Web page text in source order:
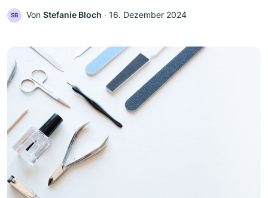
SB Von Stefanie Bloch ‧ 16. Dezember 2024